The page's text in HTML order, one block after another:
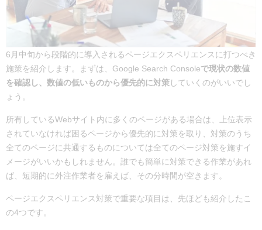
6月中旬から段階的に導入されるページエクスペリエンスに打つべき
施策を紹介します。まずは、Google Search Consoleで現状の数値
を確認し、数値の低いものから優先的に対策していくのがいいでし
ょう。
所有しているWebサイト内に多くのページがある場合は、上位表示
されていなければ困るページから優先的に対策を取り、対策のうち
全てのページに共通するものについては全てのページ対策を施すイ
メージがいいかもしれません。誰でも簡単に対策できる作業があれ
ば、短期的に外注作業者を雇えば、その分時間が空きます。
ページエクスペリエンス対策で重要な項目は、先ほども紹介したこ
の4つです。